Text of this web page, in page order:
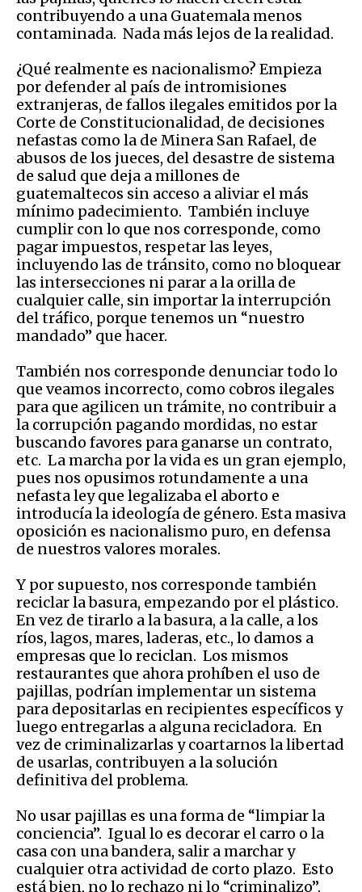
contribuyendo a una Guatemala menos
contaminada. Nada más lejos de la realidad.
¿Qué realmente es nacionalismo? Empieza
por defender al país de intromisiones
extranjeras, de fallos ilegales emitidos por la
Corte de Constitucionalidad, de decisiones
nefastas como la de Minera San Rafael, de
abusos de los jueces, del desastre de sistema
de salud que deja a millones de
guatemaltecos sin acceso a aliviar el más
mínimo padecimiento. También incluye
cumplir con lo que nos corresponde, como
pagar impuestos, respetar las leyes,
incluyendo las de tránsito, como no bloquear
las intersecciones ni parar a la orilla de
cualquier calle, sin importar la interrupción
del tráfico, porque tenemos un “nuestro
mandado” que hacer.
También nos corresponde denunciar todo lo
que veamos incorrecto, como cobros ilegales
para que agilicen un trámite, no contribuir a
la corrupción pagando mordidas, no estar
buscando favores para ganarse un contrato,
etc. La marcha por la vida es un gran ejemplo,
pues nos opusimos rotundamente a una
nefasta ley que legalizaba el aborto e
introducía la ideología de género. Esta masiva
oposición es nacionalismo puro, en defensa
de nuestros valores morales.
Y por supuesto, nos corresponde también
reciclar la basura, empezando por el plástico.
En vez de tirarlo a la basura, a la calle, a los
ríos, lagos, mares, laderas, etc., lo damos a
empresas que lo reciclan. Los mismos
restaurantes que ahora prohíben el uso de
pajillas, podrían implementar un sistema
para depositarlas en recipientes específicos y
luego entregarlas a alguna recicladora. En
vez de criminalizarlas y coartarnos la libertad
de usarlas, contribuyen a la solución
definitiva del problema.
No usar pajillas es una forma de “limpiar la
conciencia”. Igual lo es decorar el carro o la
casa con una bandera, salir a marchar y
cualquier otra actividad de corto plazo. Esto
está bien, no lo rechazo ni lo “criminalizo”.